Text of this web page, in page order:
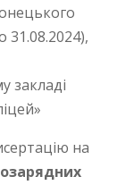
31.08.2024),
закладі
на